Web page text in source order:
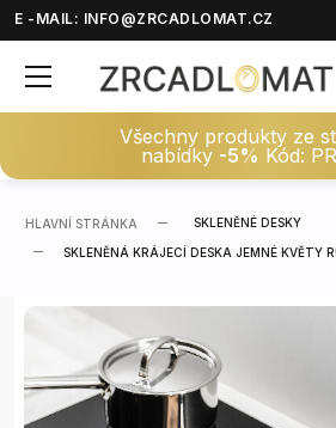
E -MAIL: INFO@ZRCADLOMAT.CZ
Všechny produkty ze
nabídky -5% Kód:
HLAVNÍ STRÁNKA SKLENĚNÉ DESKY
SKLENĚNÁ KRÁJECÍ DESKA JEMNÉ KVĚTY